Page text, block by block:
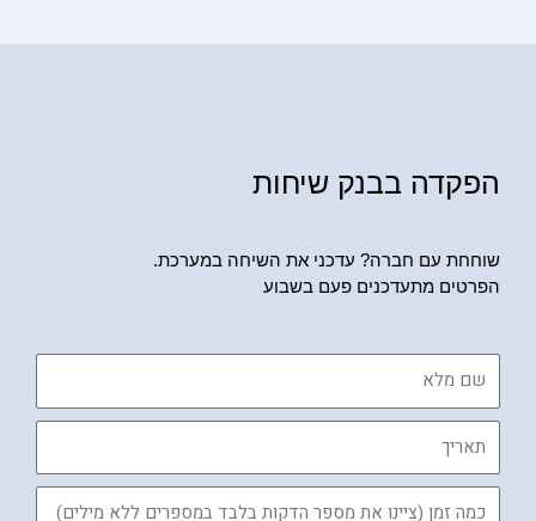
הפקדה בבנק שיחות
שוחחת עם חברה? עדכני את השיחה במערכת.
הפרטים מתעדכנים פעם בשבוע